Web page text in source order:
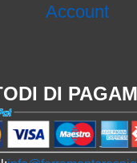
Account
DI